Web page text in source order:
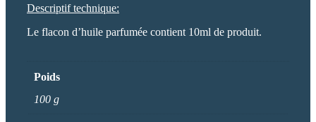
Descriptif technique:
Le flacon d’huile parfumée contient 10ml de produit.
Poids
100 g